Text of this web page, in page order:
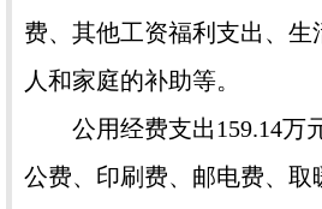
费、其他工资福利支出、生
人和家庭的补助等。
公用经费支出159.14万
公费、印刷费、邮电费、取